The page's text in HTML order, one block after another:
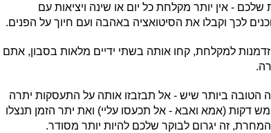
- אין יותר מקלחת כל יום או שינה ויציאות עם
לכך וקבלו את הסיטואציה באהבה ועם חיוך על הפנים.
למקלחת, קחו אותה בשתי ידיים מלאות בסבון, אתם
הטובה ביותר שיש - אל תבזבזו אותה על התעסקות יתרה
דקות (אמא ואבא - אל תכעסו עליי) ואת יתר הזמן תנצלו
המחרת, זה יגרום לבוקר שלכם להיות יותר מסודר.